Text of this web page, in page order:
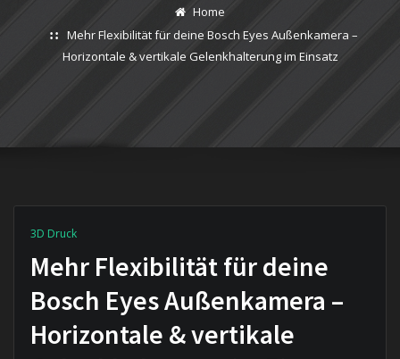
Home
Mehr Flexibilität für deine Bosch Eyes Außenkamera –
Horizontale & vertikale Gelenkhalterung im Einsatz
3D Druck
Mehr Flexibilität für deine
Bosch Eyes Außenkamera –
Horizontale & vertikale